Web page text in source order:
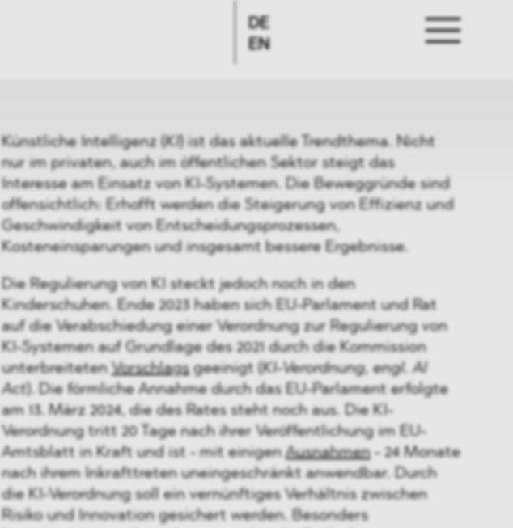
DE
EN
Künstliche Intelligenz ( KI) ist das aktuelle Trendthema. Nicht
nur im privaten, auch im öffentlichen Sektor steigt das
Interesse am Einsatz von KI-Systemen. Die Beweggründe sind
offensichtlich: Erhofft werden die Steigerung von Effizienz und
Geschwindigkeit von Entscheidungsprozessen,
Kosteneinsparungen und insgesamt bessere Ergebnisse.
Die Regulierung von KI steckt jedoch noch in den
Kinderschuhen. Ende 2023 haben sich EU-Parlament und Rat
auf die Verabschiedung einer Verordnung zur Regulierung von
KI-Systemen auf Grundlage des 2021 durch die Kommission
unterbreitetenVorschlagsgeeinigt ( KI-Verordnung, engl. AI
Act ). Die förmliche Annahme durch das EU-Parlament erfolgte
am 13. März 2024, die des Rates steht noch aus. Die KI-
Verordnung tritt 20 Tage nach ihrer Veröffentlichung im EU-
Amtsblatt in Kraft und ist - mit einigenAusnahmen- 24 Monate
nach ihrem Inkrafttreten uneingeschränkt anwendbar. Durch
die KI-Verordnung soll ein vernünftiges Verhältnis zwischen
Risiko und Innovation gesichert werden. Besonders